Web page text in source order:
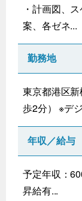
・計画図、
案、各ゼネ...
勤務地
東京都港区
歩2分） ※デ
年収／給与
予定年収：
昇給有...